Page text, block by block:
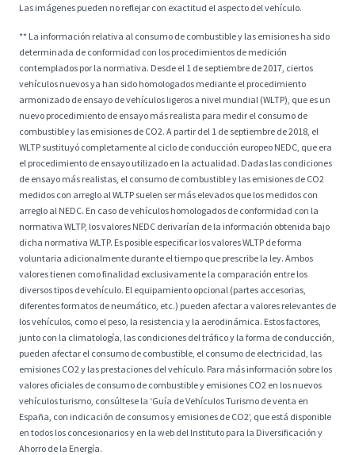
Las imágenes pueden no reflejar con exactitud el aspecto del vehículo.
** La información relativa al consumo de combustible y las emisiones ha sido
determinada de conformidad con los procedimientos de medición
contemplados por la normativa. Desde el 1 de septiembre de 2017, ciertos
vehículos nuevos ya han sido homologados mediante el procedimiento
armonizado de ensayo de vehículos ligeros a nivel mundial (WLTP), que es un
nuevo procedimiento de ensayo más realista para medir el consumo de
combustible y las emisiones de CO2. A partir del 1 de septiembre de 2018, el
WLTP sustituyó completamente al ciclo de conducción europeo NEDC, que era
el procedimiento de ensayo utilizado en la actualidad. Dadas las condiciones
de ensayo más realistas, el consumo de combustible y las emisiones de CO2
medidos con arreglo al WLTP suelen ser más elevados que los medidos con
arreglo al NEDC. En caso de vehículos homologados de conformidad con la
normativa WLTP, los valores NEDC derivarían de la información obtenida bajo
dicha normativa WLTP. Es posible especificar los valores WLTP de forma
voluntaria adicionalmente durante el tiempo que prescribe la ley. Ambos
valores tienen como finalidad exclusivamente la comparación entre los
diversos tipos de vehículo. El equipamiento opcional (partes accesorias,
diferentes formatos de neumático, etc.) pueden afectar a valores relevantes de
los vehículos, como el peso, la resistencia y la aerodinámica. Estos factores,
junto con la climatología, las condiciones del tráfico y la forma de conducción,
pueden afectar el consumo de combustible, el consumo de electricidad, las
emisiones CO2 y las prestaciones del vehículo. Para más información sobre los
valores oficiales de consumo de combustible y emisiones CO2 en los nuevos
vehículos turismo, consúltese la ‘Guía de Vehículos Turismo de venta en
España, con indicación de consumos y emisiones de CO2’, que está disponible
en todos los concesionarios y en la web del Instituto para la Diversificación y
Ahorro de la Energía.